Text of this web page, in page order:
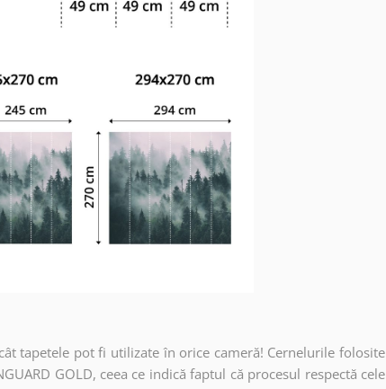
tapetele pot fi utilizate în orice cameră! Cernelurile folosite
GOLD, ceea ce indică faptul că procesul respectă cele